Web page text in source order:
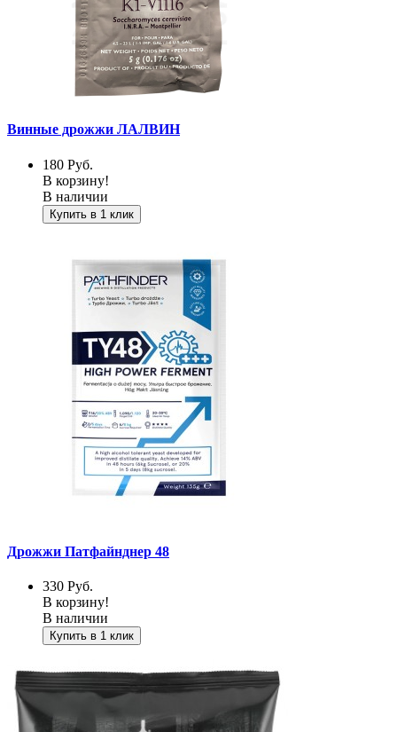
Винные дрожжи ЛАЛВИН
180 Руб.
В корзину!
В наличии
Купить в 1 клик
Дрожжи Патфайнднер 48
330 Руб.
В корзину!
В наличии
Купить в 1 клик